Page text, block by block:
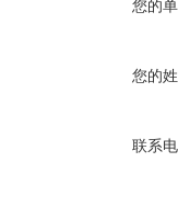
您的
您的
联系